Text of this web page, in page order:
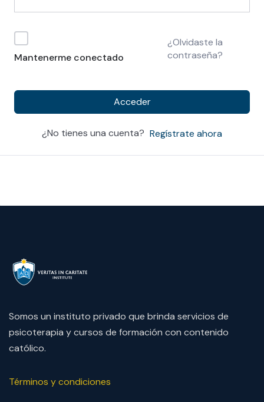
Mantenerme conectado
¿Olvidaste la
contraseña?
Acceder
¿No tienes una cuenta? Regístrate ahora
Somos un instituto privado que brinda servicios de
psicoterapia y cursos de formación con contenido
católico.
Términos y condiciones